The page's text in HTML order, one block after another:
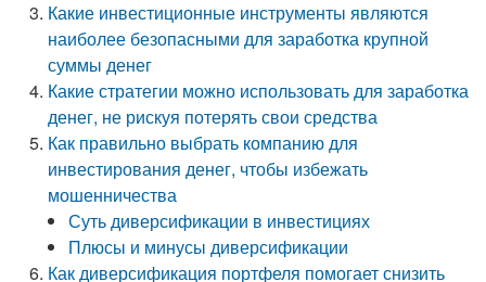
Какие инвестиционные инструменты являются
наиболее безопасными для заработка крупной
суммы денег
Какие стратегии можно использовать для заработка
денег, не рискуя потерять свои средства
Как правильно выбрать компанию для
инвестирования денег, чтобы избежать
мошенничества
Суть диверсификации в инвестициях
Плюсы и минусы диверсификации
Как диверсификация портфеля помогает снизить